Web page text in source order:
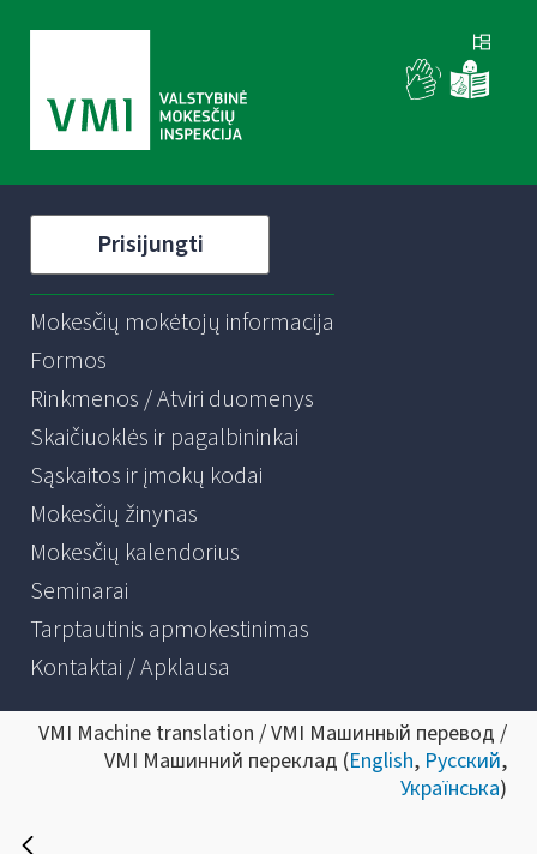
Prisijungti
Mokesčių mokėtojų informacija
Formos
Rinkmenos / Atviri duomenys
Skaičiuoklės ir pagalbininkai
Sąskaitos ir įmokų kodai
Mokesčių žinynas
Mokesčių kalendorius
Seminarai
Tarptautinis apmokestinimas
Kontaktai / Apklausa
VMI Machine translation / VMI Машинный перевод /
VMI Машинний переклад (English, Русский,
Українська)